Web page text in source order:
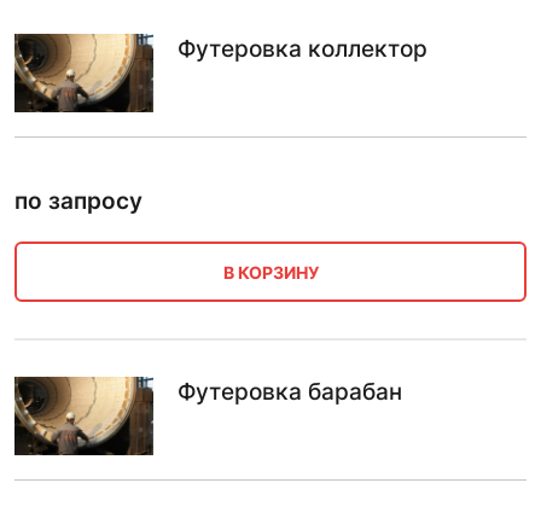
Футеровка коллектор
по запросу
В КОРЗИНУ
Футеровка барабан